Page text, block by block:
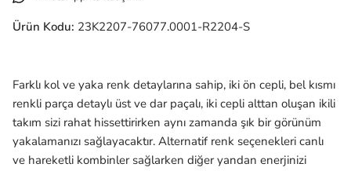
Ürün Kodu: 23K2207-76077.0001-R2204-S
Farklı kol ve yaka renk detaylarına sahip, iki ön cepli, bel kısmı
renkli parça detaylı üst ve dar paçalı, iki cepli alttan oluşan ikili
takım sizi rahat hissettirirken aynı zamanda şık bir görünüm
yakalamanızı sağlayacaktır. Alternatif renk seçenekleri canlı
ve hareketli kombinler sağlarken diğer yandan enerjinizi